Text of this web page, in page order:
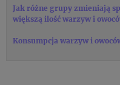
Jak różne grupy zmieniają
większą ilość warzyw i
Konsumpcja warzyw i